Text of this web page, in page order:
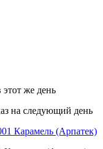
этот же день
на следующий день